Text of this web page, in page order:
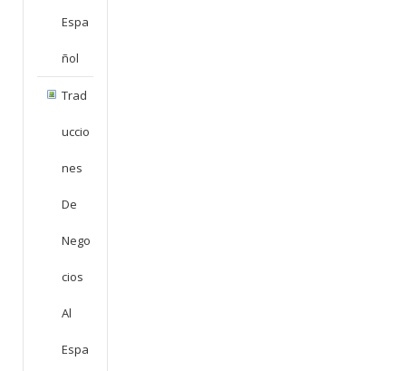
Espa
Ñol
Trad
Uccio
Nes
De
Nego
Cios
Al
Espa